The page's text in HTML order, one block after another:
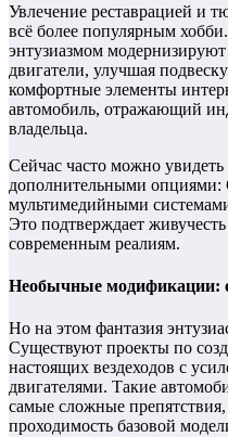
Увлечение реставрацией и
всё более популярным
энтузиазмом
двигатели, улучшая
комфортные элементы
автомобиль, отражающий
владельца.
Сейчас часто можно
дополнительными опциями:
мультимедийными
Это подтверждает
современным реалиям.
Необычные модификации:
Но на этом фантазия
Существуют проекты по
настоящих вездеходов с
двигателями. Такие
самые сложные
проходимость базовой